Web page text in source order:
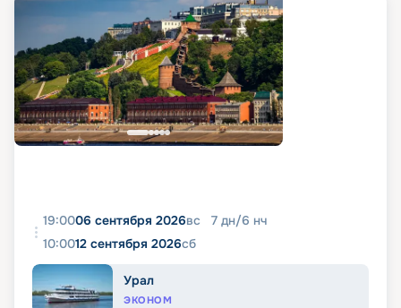
19:0006 сентября 2026вс 7 дн/6 нч
10:0012 сентября 2026сб
Урал
ЭКОНОМ